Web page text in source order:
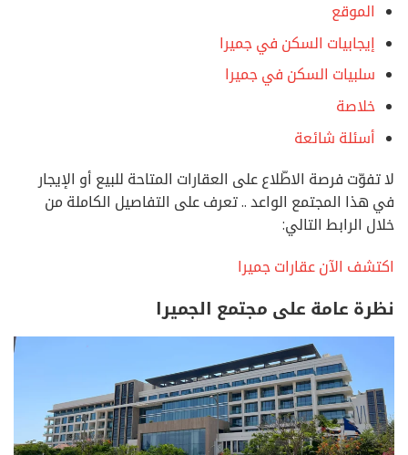
الموقع
إيجابيات السكن في جميرا
سلبيات السكن في جميرا
خلاصة
أسئلة شائعة
لا تفوّت فرصة الاطّلاع على العقارات المتاحة للبيع أو الإيجار
في هذا المجتمع الواعد .. تعرف على التفاصيل الكاملة من
خلال الرابط التالي:
اكتشف الآن عقارات جميرا
نظرة عامة على مجتمع الجميرا